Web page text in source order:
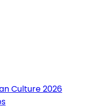
Culture 2026